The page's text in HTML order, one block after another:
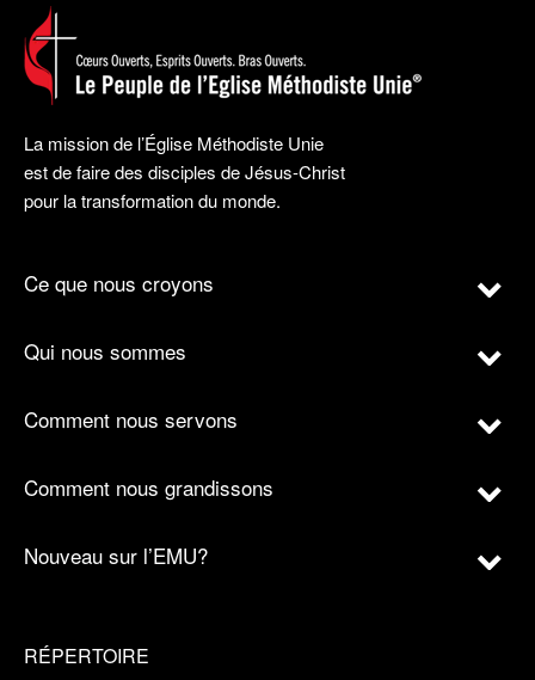
La mission de l’Église Méthodiste Unie
est de faire des disciples de Jésus-Christ
pour la transformation du monde.
Ce que nous croyons
Qui nous sommes
Comment nous servons
Comment nous grandissons
Nouveau sur l’EMU?
RÉPERTOIRE